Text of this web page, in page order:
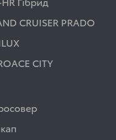
CRUISER PRADO
CITY